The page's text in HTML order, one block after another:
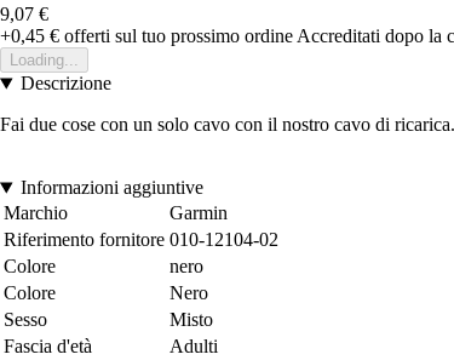
9,07 €
+0,45 € offerti sul tuo prossimo ordine Accreditati dopo la
Loading...
Descrizione
Fai due cose con un solo cavo con il nostro cavo di
Informazioni aggiuntive
Marchio
Garmin
Riferimento fornitore 010-12104-02
Colore
nero
Colore
Nero
Sesso
Misto
Fascia d'età
Adulti